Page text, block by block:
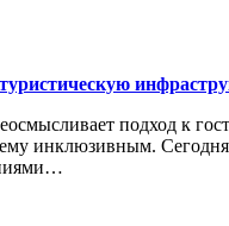
подход к
инклюзивным.